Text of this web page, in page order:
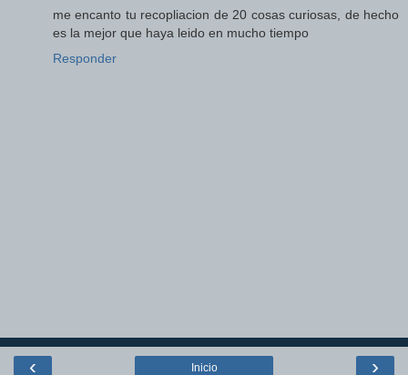
me encanto tu recopliacion de 20 cosas curiosas, de hecho
es la mejor que haya leido en mucho tiempo
Responder
‹ ›
Inicio